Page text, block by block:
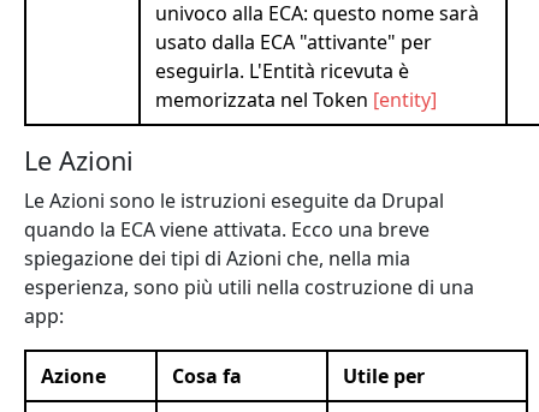
univoco alla ECA: questo nome sarà
usato dalla ECA "attivante" per
eseguirla. L'Entità ricevuta è
memorizzata nel Token [entity]
Le Azioni
Le Azioni sono le istruzioni eseguite da Drupal
quando la ECA viene attivata. Ecco una breve
spiegazione dei tipi di Azioni che, nella mia
esperienza, sono più utili nella costruzione di una
app:
Azione Cosa fa
Utile per